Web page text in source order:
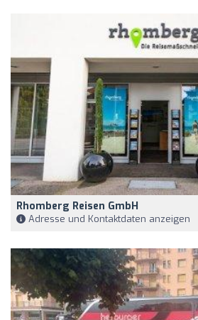
Rhomberg Reisen GmbH
Adresse und Kontaktdaten anzeigen